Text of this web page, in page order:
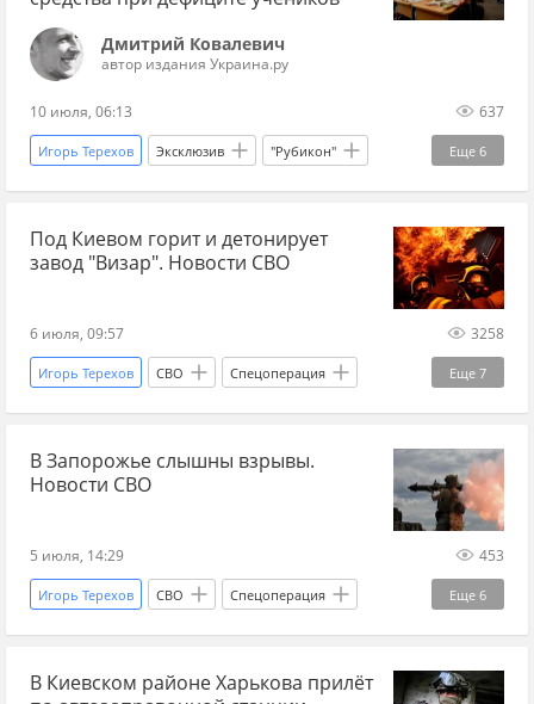
Дмитрий Ковалевич
автор издания Украина.ру
10 июля, 06:13 637
Еще 6
Игорь Терехов Эксклюзив "Рубикон"
ООН ЮНИСЕФ Харьков Украина
Харьковская область Украина.ру
Под Киевом горит и детонирует
завод "Визар". Новости СВО
6 июля, 09:57 3258
Еще 7
Игорь Терехов СВО Спецоперация
Киев Россия Киевская область
Вооруженные силы Украины Минобороны
В Запорожье слышны взрывы.
Новости СВО
5 июля, 14:29 453
Еще 6
Игорь Терехов СВО Спецоперация
Харьков Россия Запорожье
Алексей Кулемзин Украина.ру
В Киевском районе Харькова прилёт